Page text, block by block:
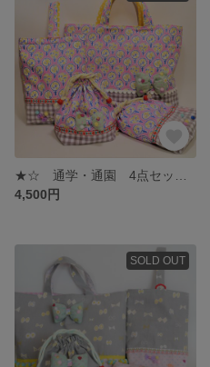
4,500円
SOLD OUT